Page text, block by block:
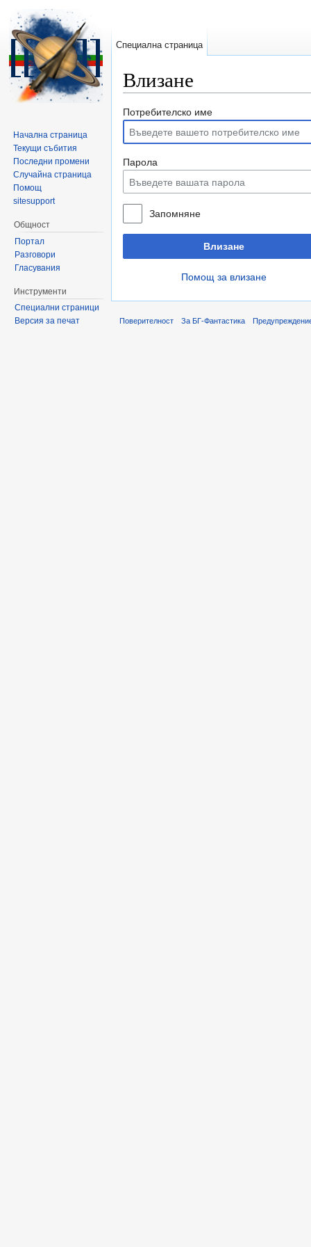
Влизане
Потребителско име
Парола
Запомняне
Влизане
Помощ за влизане
Специална страница
Начална страница
Текущи събития
Последни промени
Случайна страница
Помощ
sitesupport
Общност
Портал
Разговори
Гласувания
Инструменти
Специални страници
Версия за печат
Поверителност За БГ-Фантастика